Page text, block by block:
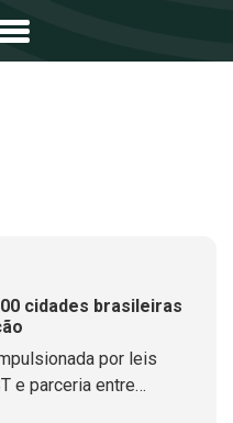
cidades brasileiras
por leis
e parceria entre
e Anatel